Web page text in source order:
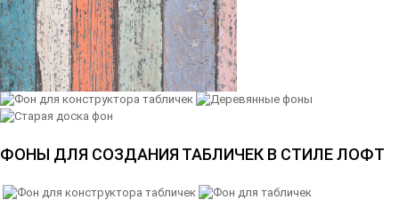
ФОНЫ ДЛЯ СОЗДАНИЯ ТАБЛИЧЕК В СТИЛЕ ЛОФТ